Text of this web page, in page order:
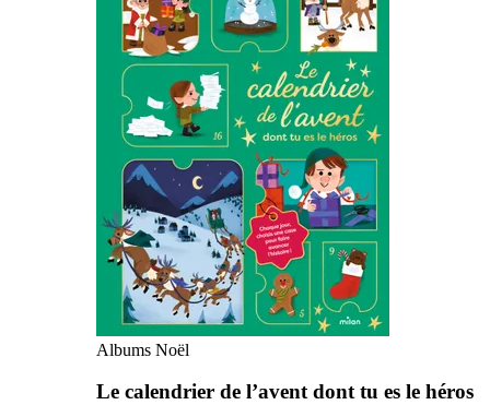
Albums Noël
Le calendrier de l’avent dont tu es le héros